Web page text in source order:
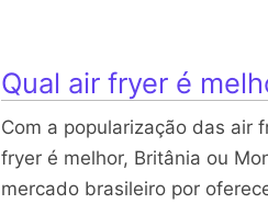
Qual air fryer é
Com a popularização das air
fryer é melhor, Britânia ou
mercado brasileiro por